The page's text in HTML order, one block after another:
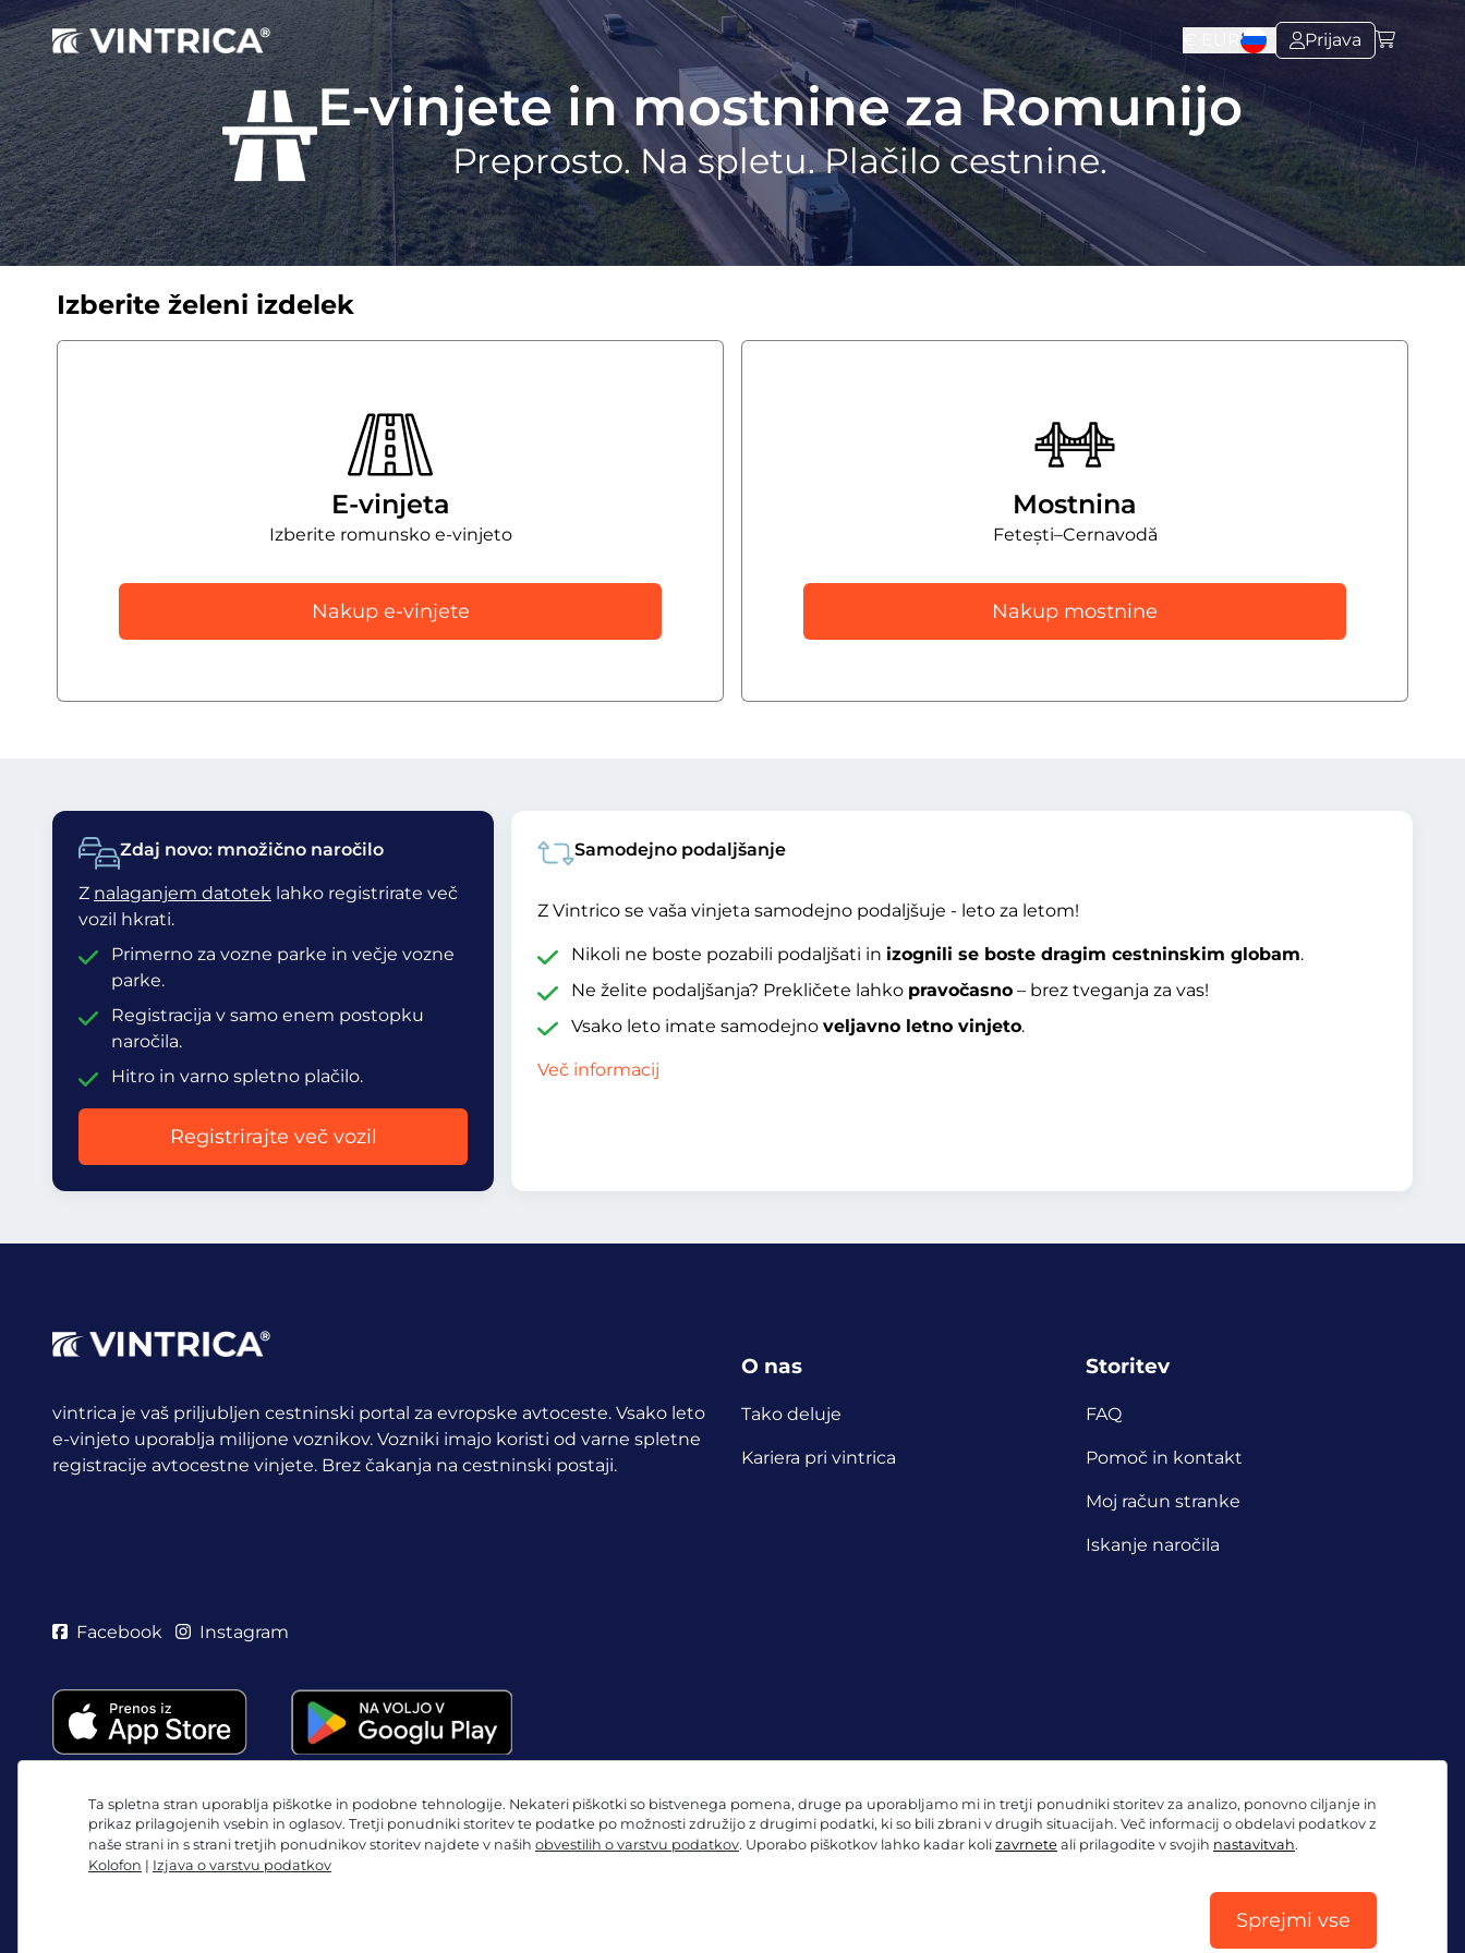
Ta spletna stran uporablja piškotke in podobne tehnologije. Nekateri piškotki so bistvenega pomena, druge pa uporabljamo mi in tretji ponudniki storitev za analizo, ponovno ciljanje in
prikaz prilagojenih vsebin in oglasov. Tretji ponudniki storitev te podatke po možnosti združijo z drugimi podatki, ki so bili zbrani v drugih situacijah. Več informacij o obdelavi podatkov z
naše strani in s strani tretjih ponudnikov storitev najdete v naših obvestilih o varstvu podatkov. Uporabo piškotkov lahko kadar koli zavrnete ali prilagodite v svojih nastavitvah.
Kolofon | Izjava o varstvu podatkov
Sprejmi vse
Prijava
E-vinjete in mostnine za Romunijo
Preprosto. Na spletu. Plačilo cestnine.
Izberite želeni izdelek
E-vinjeta
Izberite romunsko e-vinjeto
Nakup e-vinjete
Mostnina
Fetești–Cernavodă
Nakup mostnine
Zdaj novo: množično naročilo
Z nalaganjem datotek lahko registrirate več
vozil hkrati.
Primerno za vozne parke in večje vozne
parke.
Registracija v samo enem postopku
naročila.
Hitro in varno spletno plačilo.
Registrirajte več vozil
Samodejno podaljšanje
Z Vintrico se vaša vinjeta samodejno podaljšuje - leto za letom!
Nikoli ne boste pozabili podaljšati in izognili se boste dragim cestninskim globam.
Ne želite podaljšanja? Prekličete lahko pravočasno– brez tveganja za vas!
Vsako leto imate samodejno veljavno letno vinjeto.
Več informacij
vintrica je vaš priljubljen cestninski portal za evropske avtoceste. Vsako leto
e-vinjeto uporablja milijone voznikov. Vozniki imajo koristi od varne spletne
registracije avtocestne vinjete. Brez čakanja na cestninski postaji.
O nas
Tako deluje
Kariera pri vintrica
Storitev
FAQ
Pomoč in kontakt
Moj račun stranke
Iskanje naročila
Facebook Instagram